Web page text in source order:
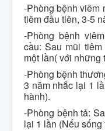
-Phòng bệnh viêm
tiêm đầu tiên, 3-5
-Phòng bệnh
cầu: Sau mũi
một lần( với những
-Phòng bệnh
3 năm nhắc lại 1
hành).
-Phòng bệnh tả:
lại 1 lần (Nếu